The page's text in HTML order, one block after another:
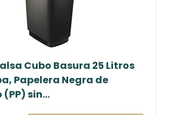
Cubo Basura 25 Litros
Papelera Negra de
sin...